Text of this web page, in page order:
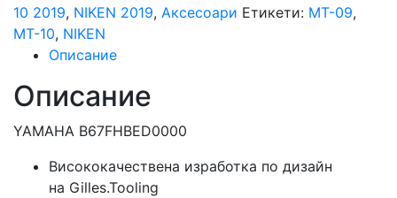
за
YAMAHA
MT-
09
/
MT-
10 2019, NIKEN 2019, Аксесоари Етикети: MT-09,
MT-10, NIKEN
Описание
Описание
YAMAHA B67FHBED0000
Висококачествена изработка по дизайн
на Gilles.Tooling